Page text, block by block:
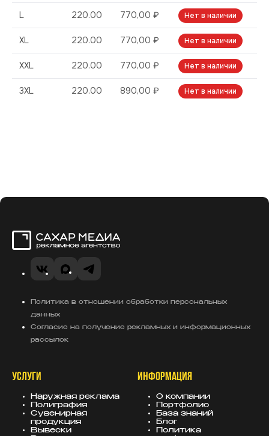
L 220.00 770,00 ₽ Нет в наличии
XL 220.00 770,00 ₽ Нет в наличии
XXL 220.00 770,00 ₽ Нет в наличии
3XL 220.00 890,00 ₽ Нет в наличии
VK MAXTelegram
Политика в отношении обработки персональных
данных
Согласие на получение рекламных и информационных
рассылок
УСЛУГИ
Наружная реклама
Полиграфия
Сувенирная
продукция
Вывески
ИНФОРМАЦИЯ
О компании
Портфолио
База знаний
Блог
Политика